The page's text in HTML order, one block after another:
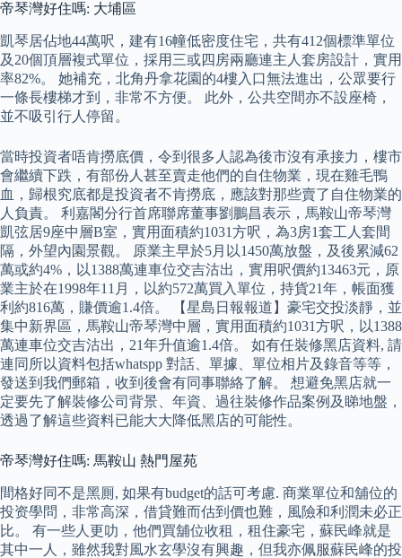
帝琴灣好住嗎: 大埔區
凱琴居佔地44萬呎，建有16幢低密度住宅，共有412個標準單位
及20個頂層複式單位，採用三或四房兩廳連主人套房設計，實用
率82%。 她補充，北角丹拿花園的4樓入口無法進出，公眾要行
一條長樓梯才到，非常不方便。 此外，公共空間亦不設座椅，
並不吸引行人停留。
當時投資者唔肯撈底價，令到很多人認為後市沒有承接力，樓市
會繼續下跌，有部份人甚至賣走他們的自住物業，現在雞毛鴨
血，歸根究底都是投資者不肯撈底，應該對那些賣了自住物業的
人負責。 利嘉閣分行首席聯席董事劉鵬昌表示，馬鞍山帝琴灣
凱弦居9座中層B室，實用面積約1031方呎，為3房1套工人套間
隔，外望內園景觀。 原業主早於5月以1450萬放盤，及後累減62
萬或約4%，以1388萬連車位交吉沽出，實用呎價約13463元，原
業主於在1998年11月，以約572萬買入單位，持貨21年，帳面獲
利約816萬，賺價逾1.4倍。 【星島日報報道】豪宅交投淡靜，並
集中新界區，馬鞍山帝琴灣中層，實用面積約1031方呎，以1388
萬連車位交吉沽出，21年升值逾1.4倍。 如有任裝修黑店資料, 請
連同所以資料包括whatspp 對話、單據、單位相片及錄音等等，
發送到我們郵箱，收到後會有同事聯絡了解。 想避免黑店就一
定要先了解裝修公司背景、年資、過往裝修作品案例及睇地盤，
透過了解這些資料已能大大降低黑店的可能性。
帝琴灣好住嗎: 馬鞍山 熱門屋苑
間格好同不是黑厠, 如果有budget的話可考慮. 商業單位和舖位的
投资學問，非常高深，借貸難而估到價也難，風險和利潤未必正
比。 有一些人更叻，他們買舖位收租，租住豪宅，蘇民峰就是
其中一人，雖然我對風水玄學沒有興趣，但我亦佩服蘇民峰的投